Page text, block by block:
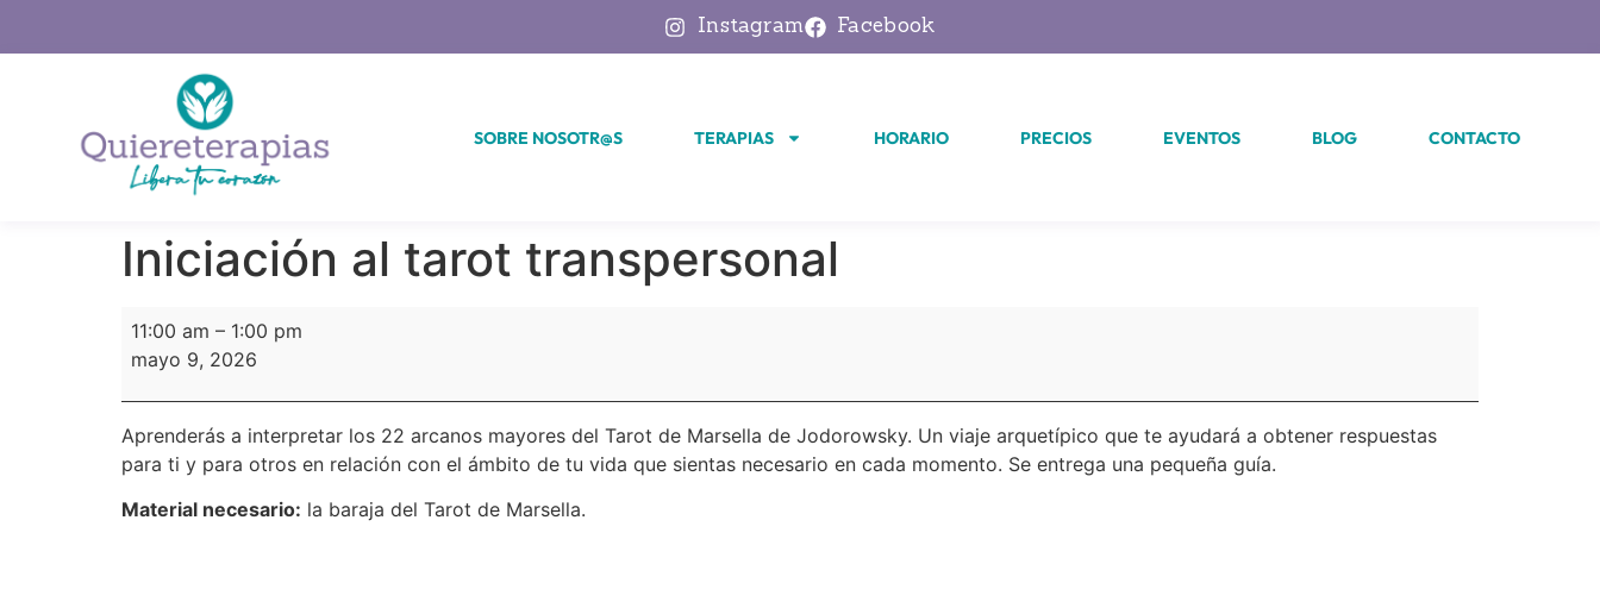
Instagram Facebook
SOBRE NOSOTR@S TERAPIAS HORARIO PRECIOS EVENTOS BLOG CONTACTO
Iniciación al tarot transpersonal
11:00 am – 1:00 pm
mayo 9, 2026
Aprenderás a interpretar los 22 arcanos mayores del Tarot de Marsella de Jodorowsky. Un viaje arquetípico que te ayudará a obtener respuestas
para ti y para otros en relación con el ámbito de tu vida que sientas necesario en cada momento. Se entrega una pequeña guía.
Material necesario: la baraja del Tarot de Marsella.